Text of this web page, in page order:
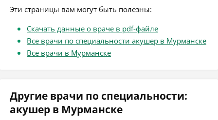
Эти страницы вам могут быть полезны:
Скачать данные о враче в pdf-файле
Все врачи по специальности акушер в Мурманске
Все врачи в Мурманске
Другие врачи по специальности:
акушер в Мурманске